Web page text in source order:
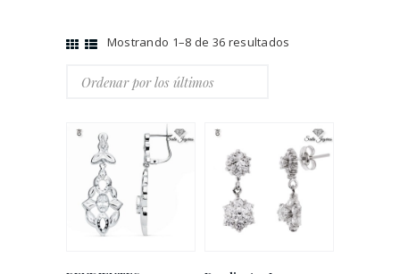
Mostrando 1–8 de 36 resultados